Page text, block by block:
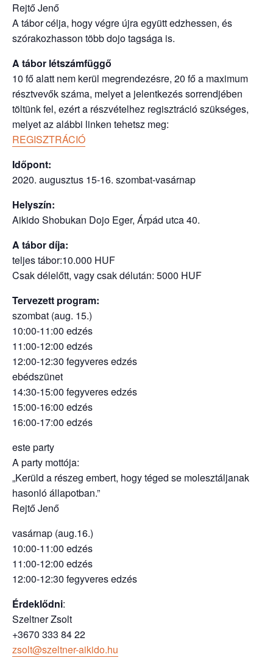
Rejtő Jenő
A tábor célja, hogy végre újra együtt edzhessen, és
szórakozhasson több dojo tagsága is.
A tábor létszámfüggő
10 fő alatt nem kerül megrendezésre, 20 fő a maximum
résztvevők száma, melyet a jelentkezés sorrendjében
töltünk fel, ezért a részvételhez regisztráció szükséges,
melyet az alábbi linken tehetsz meg:
REGISZTRÁCIÓ
Időpont:
2020. augusztus 15-16. szombat-vasárnap
Helyszín:
Aikido Shobukan Dojo Eger, Árpád utca 40.
A tábor díja:
teljes tábor:10.000 HUF
Csak délelőtt, vagy csak délután: 5000 HUF
Tervezett program:
szombat (aug. 15.)
10:00-11:00 edzés
11:00-12:00 edzés
12:00-12:30 fegyveres edzés
ebédszünet
14:30-15:00 fegyveres edzés
15:00-16:00 edzés
16:00-17:00 edzés
este party
A party mottója:
„Kerüld a részeg embert, hogy téged se molesztáljanak
hasonló állapotban.”
Rejtő Jenő
vasárnap (aug.16.)
10:00-11:00 edzés
11:00-12:00 edzés
12:00-12:30 fegyveres edzés
Érdeklődni:
Szeltner Zsolt
+3670 333 84 22
zsolt@szeltner-aikido.hu